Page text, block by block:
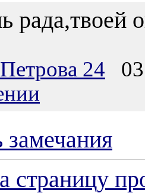
рада,твоей
24
замечания
страницу